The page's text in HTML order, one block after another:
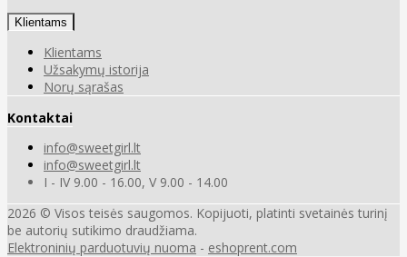
Klientams
Klientams
Užsakymų istorija
Norų sąrašas
Kontaktai
info@sweetgirl.lt
info@sweetgirl.lt
I - IV 9.00 - 16.00, V 9.00 - 14.00
2026 © Visos teisės saugomos. Kopijuoti, platinti svetainės turinį
be autorių sutikimo draudžiama.
Elektroninių parduotuvių nuoma - eshoprent.com